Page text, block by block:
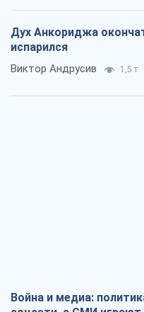
Дух Анкориджа
испарился
Виктор Андрусив 1,5 т.
Война и медиа: